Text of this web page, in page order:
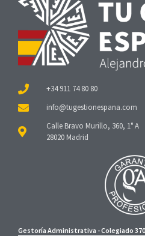
+34 911 74 80 80
Calle Bravo Murillo, 360, 1° A
28020 Madrid
Gestoría Administrativa - Colegiado